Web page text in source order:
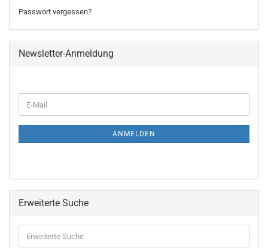
Passwort vergessen?
Newsletter-Anmeldung
ZUR
E-
Mail
ANMELDEN
Erweiterte Suche
Suche